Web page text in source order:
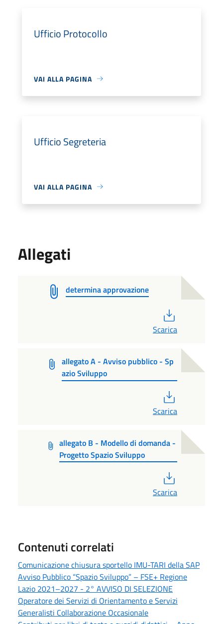
Ufficio Protocollo
VAI ALLA PAGINA
Ufficio Segreteria
VAI ALLA PAGINA
Allegati
determina approvazione
Scarica
allegato A - Avviso pubblico - Sp
azio Sviluppo
Scarica
allegato B - Modello di domanda -
Progetto Spazio Sviluppo
Scarica
Contenuti correlati
Comunicazione chiusura sportello IMU-TARI della SAP
Avviso Pubblico “Spazio Sviluppo” – FSE+ Regione
Lazio 2021–2027 - 2° AVVISO DI SELEZIONE
Operatore dei Servizi di Orientamento e Servizi
Generalisti Collaborazione Occasionale